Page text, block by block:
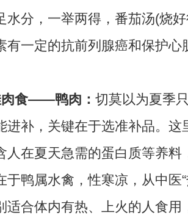
水分，一举两得，番茄汤(烧
有一定的抗前列腺癌和保护心
肉食——鸭肉： 切莫以为夏季
进补，关键在于选准补品。这
人在夏天急需的蛋白质等养料
于鸭属水禽，性寒凉，从中医
适合体内有热、上火的人食用